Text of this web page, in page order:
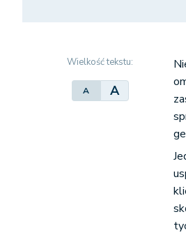
Wielkość tekstu:
A A